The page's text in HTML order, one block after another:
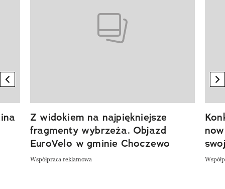
previous element
Z widokiem na najpiękniejsze
fragmenty wybrzeża. Objazd
EuroVelo w gminie Choczewo
Współpraca reklamowa